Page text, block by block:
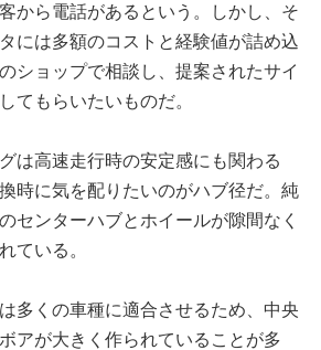
から電話があるという。しかし、そ
には多額のコストと経験値が詰め込
ショップで相談し、提案されたサイ
てもらいたいものだ。
は高速走行時の安定感にも関わる
時に気を配りたいのがハブ径だ。純
センターハブとホイールが隙間なく
ている。
多くの車種に適合させるため、中央
アが大きく作られていることが多